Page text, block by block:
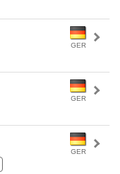
GER
GER
GER